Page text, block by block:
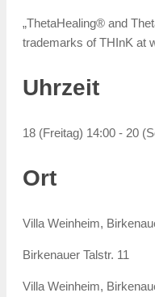
„ThetaHealing® and
trademarks of THInK at
Uhrzeit
18 (Freitag) 14:00 - 20
Ort
Villa Weinheim,
Birkenauer Talstr. 11
Villa Weinheim,